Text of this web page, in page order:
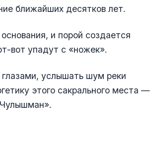
ближайших десятков лет.
и порой создается
вот упадут с «ножек».
услышать шум реки
этого сакрального места —